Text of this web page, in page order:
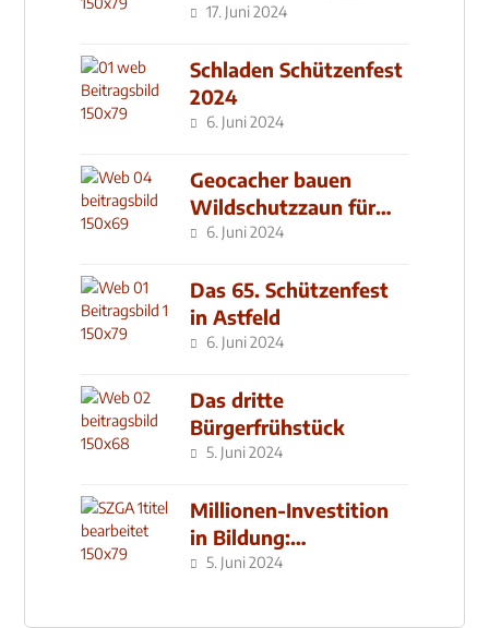
17. Juni 2024
Schladen Schützenfest
2024
6. Juni 2024
Geocacher bauen
Wildschutzzaun für
den MachMit! Wald
6. Juni 2024
Das 65. Schützenfest
in Astfeld
6. Juni 2024
Das dritte
Bürgerfrühstück
5. Juni 2024
Millionen-Investition
in Bildung:
Schulzentrum-Neubau
5. Juni 2024